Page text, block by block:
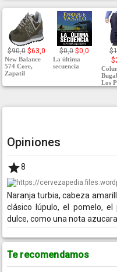
$90,0 $63,0
New Balance
574 Core,
Zapatil
$0,0 $0,0
La última
secuencia
Los
Opiniones
8
Naranja turbia, cabeza
clásico lúpulo, el pomelo,
dulce, como una nota
Te recomendamos